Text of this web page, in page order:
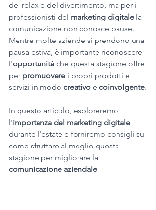
del relax e del divertimento, ma per i
professionisti del marketing digitale la
comunicazione non conosce pause.
Mentre molte aziende si prendono una
pausa estiva, è importante riconoscere
l'opportunità che questa stagione offre
per promuovere i propri prodotti e
servizi in modo creativo e coinvolgente.
In questo articolo, esploreremo
l'importanza del marketing digitale
durante l'estate e forniremo consigli su
come sfruttare al meglio questa
stagione per migliorare la
comunicazione aziendale.